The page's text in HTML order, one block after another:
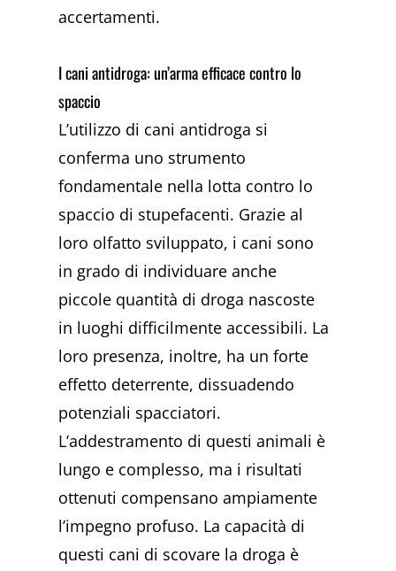
accertamenti.
I cani antidroga: un’arma efficace contro lo
spaccio
L’utilizzo di cani antidroga si
conferma uno strumento
fondamentale nella lotta contro lo
spaccio di stupefacenti. Grazie al
loro olfatto sviluppato, i cani sono
in grado di individuare anche
piccole quantità di droga nascoste
in luoghi difficilmente accessibili. La
loro presenza, inoltre, ha un forte
effetto deterrente, dissuadendo
potenziali spacciatori.
L’addestramento di questi animali è
lungo e complesso, ma i risultati
ottenuti compensano ampiamente
l’impegno profuso. La capacità di
questi cani di scovare la droga è